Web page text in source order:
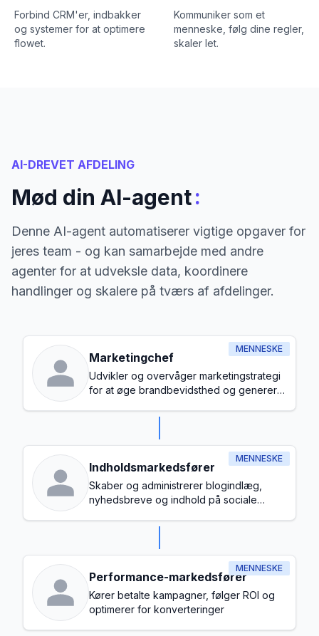
Forbind CRM'er, indbakker
og systemer for at optimere
flowet.
Kommuniker som et
menneske, følg dine regler,
skaler let.
AI-DREVET AFDELING
Mød din AI-agent:
Denne AI-agent automatiserer vigtige opgaver for
jeres team - og kan samarbejde med andre
agenter for at udveksle data, koordinere
handlinger og skalere på tværs af afdelinger.
MENNESKE
Marketingchef
Udvikler og overvåger marketingstrategi
for at øge brandbevidsthed og generere
MENNESKE
Indholdsmarkedsfører
Skaber og administrerer blogindlæg,
nyhedsbreve og indhold på sociale
MENNESKE
Performance-markedsfører
Kører betalte kampagner, følger ROI og
optimerer for konverteringer